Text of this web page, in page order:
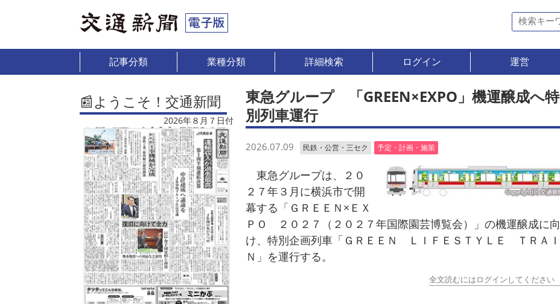
記事分類 業種分類 詳細検索 ログイン 運営
📰ようこそ！交通新聞
2026年８月７日付
東急グループ 「GREEN×EXPO」機運醸成へ特
別列車運行
2026.07.09 民鉄・公営・三セク 予定・計画・施策
東急グループは、２０
２７年３月に横浜市で開
幕する「ＧＲＥＥＮ×ＥＸ
ＰＯ ２０２７（２０２７年国際園芸博覧会）」の機運醸成に向
け、特別企画列車「ＧＲＥＥＮ ＬＩＦＥＳＴＹＬＥ ＴＲＡＩ
Ｎ」を運行する。
全文読むにはログインしてください